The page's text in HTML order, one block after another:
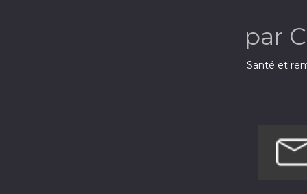
par
Santé et